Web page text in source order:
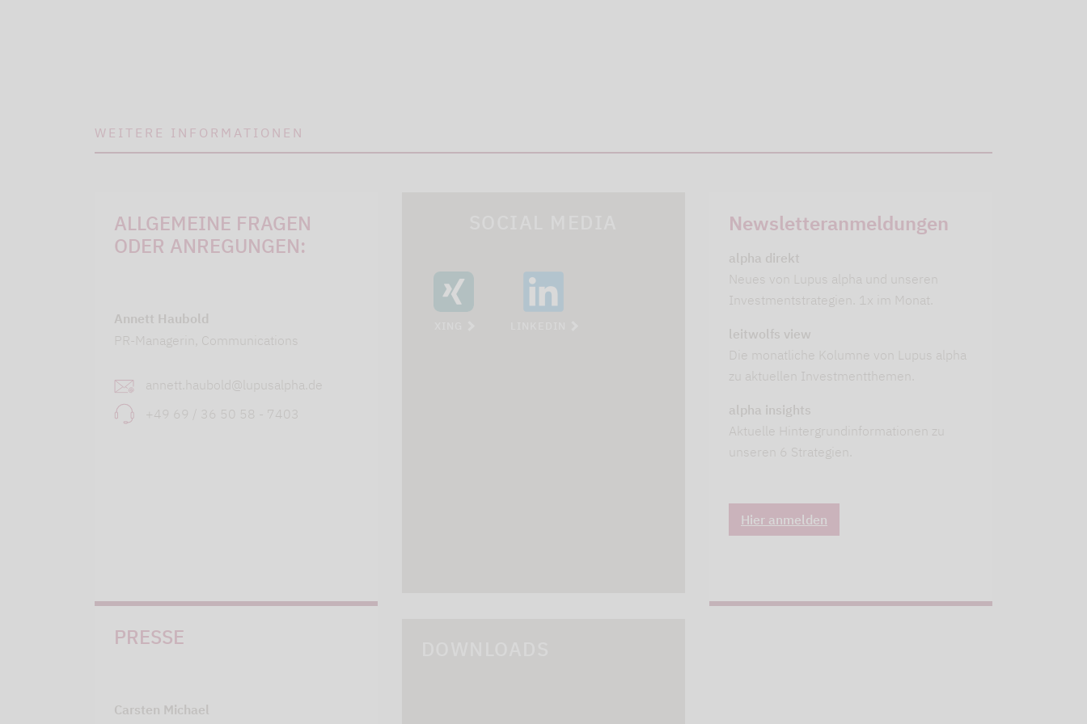
WEITERE INFORMATIONEN
ALLGEMEINE FRAGEN
ODER ANREGUNGEN:
Annett Haubold
PR-Managerin, Communications
annett.haubold@lupusalpha.de
+49 69 / 36 50 58 - 7403
PRESSE
Carsten Michael
Newsletteranmeldungen
alpha direkt
Neues von Lupus alpha und unseren
Investmentstrategien. 1x im Monat.
leitwolfs view
Die monatliche Kolumne von Lupus alpha
zu aktuellen Investmentthemen.
alpha insights
Aktuelle Hintergrundinformationen zu
unseren 6 Strategien.
Hier anmelden